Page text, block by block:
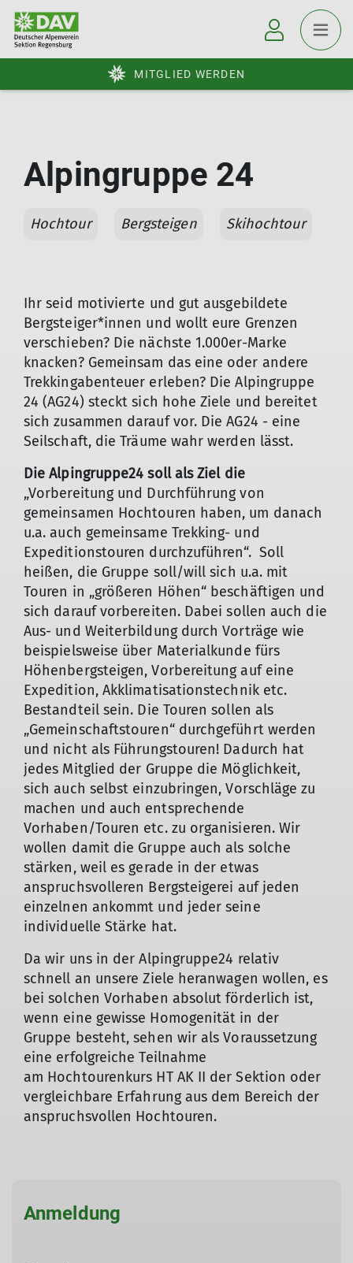
MITGLIED WERDEN
Alpingruppe 24
Hochtour Bergsteigen Skihochtour
Ihr seid motivierte und gut ausgebildete
Bergsteiger*innen und wollt eure Grenzen
verschieben? Die nächste 1.000er-Marke
knacken? Gemeinsam das eine oder andere
Trekkingabenteuer erleben? Die Alpingruppe
24 (AG24) steckt sich hohe Ziele und bereitet
sich zusammen darauf vor. Die AG24 - eine
Seilschaft, die Träume wahr werden lässt.
Die Alpingruppe24 soll als Ziel die
„Vorbereitung und Durchführung von
gemeinsamen Hochtouren haben, um danach
u.a. auch gemeinsame Trekking- und
Expeditionstouren durchzuführen“. Soll
heißen, die Gruppe soll/will sich u.a. mit
Touren in „größeren Höhen“ beschäftigen und
sich darauf vorbereiten. Dabei sollen auch die
Aus- und Weiterbildung durch Vorträge wie
beispielsweise über Materialkunde fürs
Höhenbergsteigen, Vorbereitung auf eine
Expedition, Akklimatisationstechnik etc.
Bestandteil sein. Die Touren sollen als
„Gemeinschaftstouren“ durchgeführt werden
und nicht als Führungstouren! Dadurch hat
jedes Mitglied der Gruppe die Möglichkeit,
sich auch selbst einzubringen, Vorschläge zu
machen und auch entsprechende
Vorhaben/Touren etc. zu organisieren. Wir
wollen damit die Gruppe auch als solche
stärken, weil es gerade in der etwas
anspruchsvolleren Bergsteigerei auf jeden
einzelnen ankommt und jeder seine
individuelle Stärke hat.
Da wir uns in der Alpingruppe24 relativ
schnell an unsere Ziele heranwagen wollen, es
bei solchen Vorhaben absolut förderlich ist,
wenn eine gewisse Homogenität in der
Gruppe besteht, sehen wir als Voraussetzung
eine erfolgreiche Teilnahme
am Hochtourenkurs HT AK II der Sektion oder
vergleichbare Erfahrung aus dem Bereich der
anspruchsvollen Hochtouren.
Anmeldung